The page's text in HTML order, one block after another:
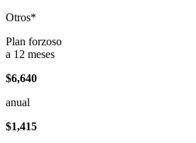
Otros*
Plan forzoso
a 12 meses
$6,640
anual
$1,415